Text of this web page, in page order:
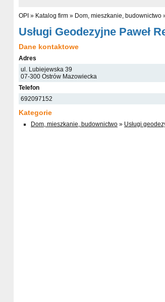
OPI » Katalog firm » Dom, mieszkanie, budownictwo
Usługi Geodezyjne Paweł
Dane kontaktowe
Adres
ul. Lubiejewska 39
07-300 Ostrów Mazowiecka
Telefon
692097152
Kategorie
Dom, mieszkanie, budownictwo » Usługi